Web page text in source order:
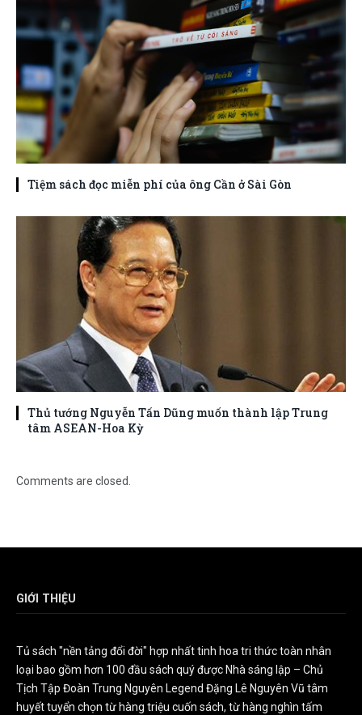
Tiệm sách đọc miễn phí của ông Cần ở Sài Gòn
Thủ tướng Nguyễn Tấn Dũng muốn thành lập Trung
tâm ASEAN-Hoa Kỳ
Comments are closed.
GIỚI THIỆU
Tủ sách "nền tảng đổi đời" hợp nhất tinh hoa tri thức toàn nhân
loại bao gồm hơn 100 đầu sách quý được Nhà sáng lập – Chủ
Tịch Tập Đoàn Trung Nguyên Legend Đặng Lê Nguyên Vũ tâm
huyết tuyển chọn từ hàng triệu cuốn sách, từ hàng nghìn tấm